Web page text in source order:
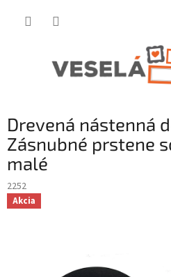
Drevená nástenná
Zásnubné prstene
malé
2252
Akcia